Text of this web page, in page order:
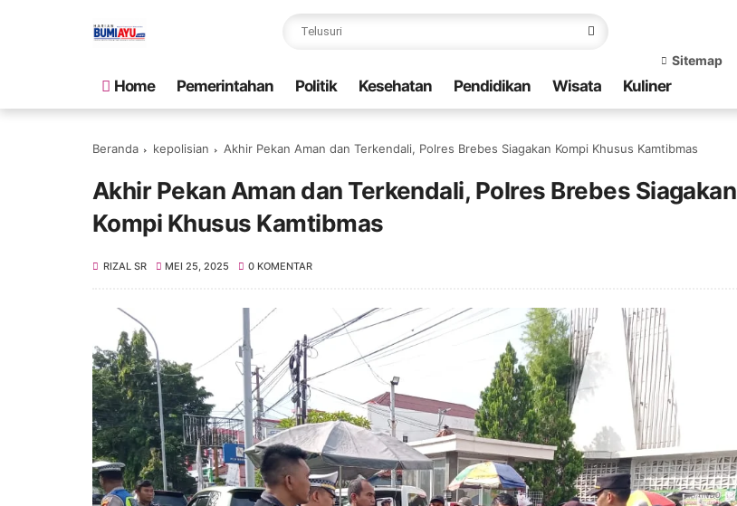
Sitemap
Home Pemerintahan Politik Kesehatan Pendidikan Wisata Kuliner
Beranda kepolisian Akhir Pekan Aman dan Terkendali, Polres Brebes Siagakan Kompi Khusus Kamtibmas
Akhir Pekan Aman dan Terkendali, Polres Brebes Siagakan
Kompi Khusus Kamtibmas
RIZAL SR MEI 25, 2025 0 KOMENTAR